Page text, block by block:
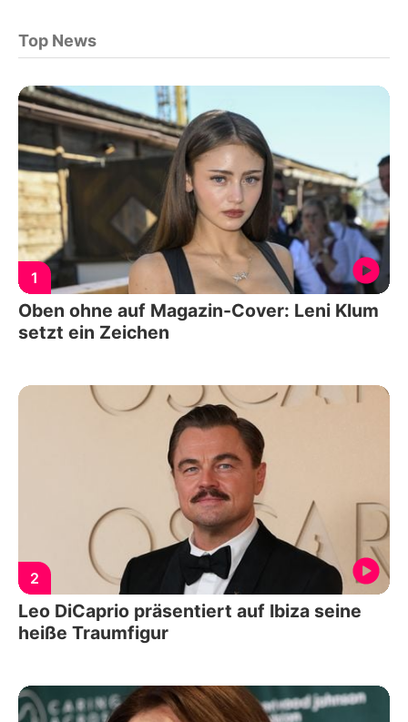
Top News
1
Oben ohne auf Magazin-Cover: Leni Klum
setzt ein Zeichen
2
Leo DiCaprio präsentiert auf Ibiza seine
heiße Traumfigur